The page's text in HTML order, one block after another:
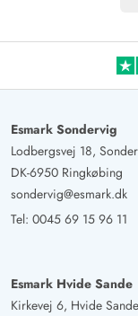
Esmark Sondervig
Lodbergsvej 18,
DK-6950 Ringkøbing
sondervig@esmark.dk
Tel: 0045 69 15 96 11
Esmark Hvide Sande
Kirkevej 6, Hvide Sande